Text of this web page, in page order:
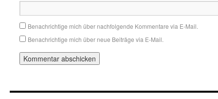
Benachrichtige mich über nachfolgende Kommentare via E-Mail.
Benachrichtige mich über neue Beiträge via E-Mail.